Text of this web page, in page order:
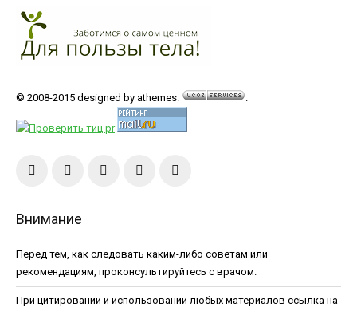
© 2008-2015 designed by athemes. .
Внимание
Перед тем, как следовать каким-либо советам или
рекомендациям, проконсультируйтесь с врачом.
При цитировании и использовании любых материалов ссылка на